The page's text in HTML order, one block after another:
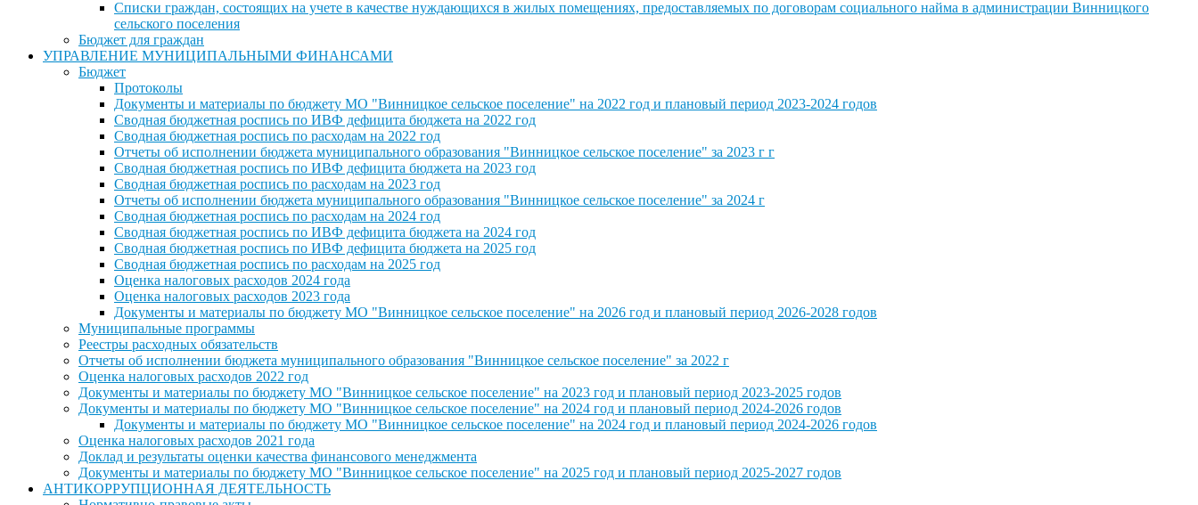
Списки граждан, состоящих на учете в качестве нуждающихся в жилых помещениях, предоставляемых по договорам социального найма в администрации Винницкого
сельского поселения
Бюджет для граждан
УПРАВЛЕНИЕ МУНИЦИПАЛЬНЫМИ ФИНАНСАМИ
Бюджет
Протоколы
Документы и материалы по бюджету МО "Винницкое сельское поселение" на 2022 год и плановый период 2023-2024 годов
Сводная бюджетная роспись по ИВФ дефицита бюджета на 2022 год
Сводная бюджетная роспись по расходам на 2022 год
Отчеты об исполнении бюджета муниципального образования "Винницкое сельское поселение" за 2023 г г
Сводная бюджетная роспись по ИВФ дефицита бюджета на 2023 год
Сводная бюджетная роспись по расходам на 2023 год
Отчеты об исполнении бюджета муниципального образования "Винницкое сельское поселение" за 2024 г
Сводная бюджетная роспись по расходам на 2024 год
Сводная бюджетная роспись по ИВФ дефицита бюджета на 2024 год
Сводная бюджетная роспись по ИВФ дефицита бюджета на 2025 год
Сводная бюджетная роспись по расходам на 2025 год
Оценка налоговых расходов 2024 года
Оценка налоговых расходов 2023 года
Документы и материалы по бюджету МО "Винницкое сельское поселение" на 2026 год и плановый период 2026-2028 годов
Муниципальные программы
Реестры расходных обязательств
Отчеты об исполнении бюджета муниципального образования "Винницкое сельское поселение" за 2022 г
Оценка налоговых расходов 2022 год
Документы и материалы по бюджету МО "Винницкое сельское поселение" на 2023 год и плановый период 2023-2025 годов
Документы и материалы по бюджету МО "Винницкое сельское поселение" на 2024 год и плановый период 2024-2026 годов
Документы и материалы по бюджету МО "Винницкое сельское поселение" на 2024 год и плановый период 2024-2026 годов
Оценка налоговых расходов 2021 года
Доклад и результаты оценки качества финансового менеджмента
Документы и материалы по бюджету МО "Винницкое сельское поселение" на 2025 год и плановый период 2025-2027 годов
АНТИКОРРУПЦИОННАЯ ДЕЯТЕЛЬНОСТЬ